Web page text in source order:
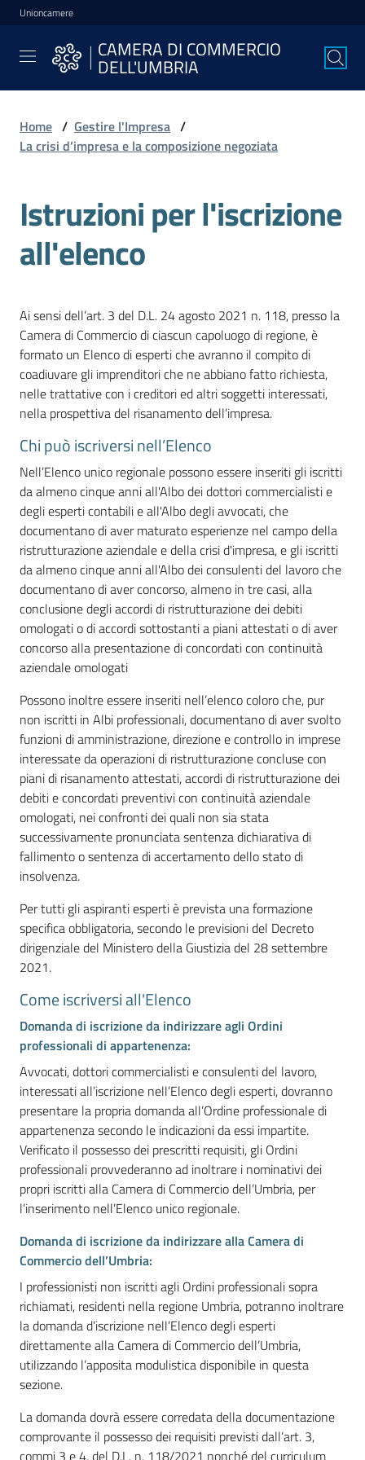
Vai al contenuto
Vai alla navigazione
Vai al footer
Unioncamere
CAMERA DI COMMERCIO
DELL'UMBRIA
CAMERA DI
COMMERCIO
DELL'UMBRIA
Avviare
l'Impresa
Gestire
l'Impresa
Promuovere
l'Impresa
e
il
territorio
Tutelare
l'Impresa
e
il
Consumatore
L'Impresa
Digitale
Ac
ce
di
Re
gis
tra
Seguici
su
Home / Gestire l'Impresa /
La crisi d’impresa e la composizione negoziata
Istruzioni per l'iscrizione
all'elenco
Ai sensi dell’art. 3 del D.L. 24 agosto 2021 n. 118, presso la
Camera di Commercio di ciascun capoluogo di regione, è
formato un Elenco di esperti che avranno il compito di
coadiuvare gli imprenditori che ne abbiano fatto richiesta,
nelle trattative con i creditori ed altri soggetti interessati,
nella prospettiva del risanamento dell’impresa.
Chi può iscriversi nell’Elenco
Nell’Elenco unico regionale possono essere inseriti gli iscritti
da almeno cinque anni all'Albo dei dottori commercialisti e
degli esperti contabili e all'Albo degli avvocati, che
documentano di aver maturato esperienze nel campo della
ristrutturazione aziendale e della crisi d'impresa, e gli iscritti
da almeno cinque anni all'Albo dei consulenti del lavoro che
documentano di aver concorso, almeno in tre casi, alla
conclusione degli accordi di ristrutturazione dei debiti
omologati o di accordi sottostanti a piani attestati o di aver
concorso alla presentazione di concordati con continuità
aziendale omologati
Possono inoltre essere inseriti nell’elenco coloro che, pur
non iscritti in Albi professionali, documentano di aver svolto
funzioni di amministrazione, direzione e controllo in imprese
interessate da operazioni di ristrutturazione concluse con
piani di risanamento attestati, accordi di ristrutturazione dei
debiti e concordati preventivi con continuità aziendale
omologati, nei confronti dei quali non sia stata
successivamente pronunciata sentenza dichiarativa di
fallimento o sentenza di accertamento dello stato di
insolvenza.
Per tutti gli aspiranti esperti è prevista una formazione
specifica obbligatoria, secondo le previsioni del Decreto
dirigenziale del Ministero della Giustizia del 28 settembre
2021.
Come iscriversi all'Elenco
Domanda di iscrizione da indirizzare agli Ordini
professionali di appartenenza:
Avvocati, dottori commercialisti e consulenti del lavoro,
interessati all’iscrizione nell’Elenco degli esperti, dovranno
presentare la propria domanda all’Ordine professionale di
appartenenza secondo le indicazioni da essi impartite.
Verificato il possesso dei prescritti requisiti, gli Ordini
professionali provvederanno ad inoltrare i nominativi dei
propri iscritti alla Camera di Commercio dell’Umbria, per
l’inserimento nell’Elenco unico regionale.
Domanda di iscrizione da indirizzare alla Camera di
Commercio dell’Umbria:
I professionisti non iscritti agli Ordini professionali sopra
richiamati, residenti nella regione Umbria, potranno inoltrare
la domanda d’iscrizione nell’Elenco degli esperti
direttamente alla Camera di Commercio dell’Umbria,
utilizzando l’apposita modulistica disponibile in questa
sezione.
La domanda dovrà essere corredata della documentazione
comprovante il possesso dei requisiti previsti dall’art. 3,
commi 3 e 4, del D.L. n. 118/2021 nonché del curriculum